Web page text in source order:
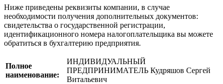
Ниже приведены реквизиты компании, в случае
необходимости получения дополнительных документов:
свидетельства о государственной регистрации,
идентификационного номера налогоплательщика вы можете
обратиться в бухгалтерию предприятия.
Полное
наименование:
ИНДИВИДУАЛЬНЫЙ
ПРЕДПРИНИМАТЕЛЬ Кудряшов Сергей
Витальевич